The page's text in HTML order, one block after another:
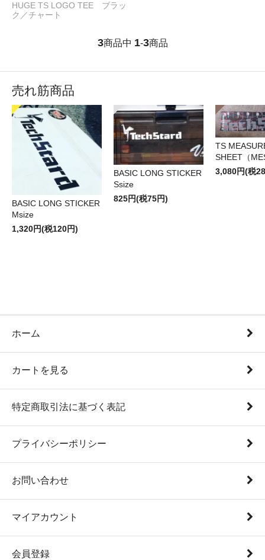
HUGE TS LOGO TEE ブラッ
ク／チャート
3商品中 1-3商品
売れ筋商品
BASIC LONG STICKER
Msize
1,320円(税120円)
BASIC LONG STICKER
Ssize
825円(税75円)
TS
SHEET（
3,080円(税
ホーム
カートを見る
特定商取引法に基づく表記
プライバシーポリシー
お問い合わせ
マイアカウント
会員登録